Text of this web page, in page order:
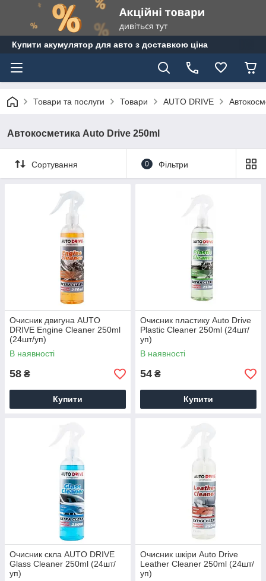
Купити акумулятор для авто з доставкою ціна
Товари та послуги Товари AUTO DRIVE
Автокосметика Auto Drive 250ml
Сортування 0 Фільтри
Очисник двигуна AUTO
DRIVE Engine Cleaner 250ml
(24шт/уп)
В наявності
58 ₴
Купити
Очисник пластику Auto Drive
Plastic Cleaner 250ml (24шт/
уп)
В наявності
54 ₴
Купити
Очисник скла AUTO DRIVE
Glass Cleaner 250ml (24шт/
уп)
Очисник шкіри Auto Drive
Leather Cleaner 250ml (24шт/
уп)